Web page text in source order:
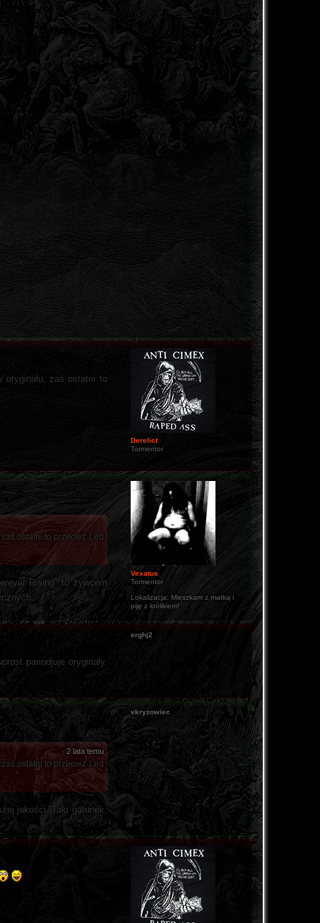
Derelict
Tormentor
oryginału, zaś ostatni to
Vexatus
Tormentor
Lokalizacja: Mieszkam z matką i
piję z królikiem!
ostatni to przecież Led
Rising" to żywcem
erghj2
pariodjuje oryginały.
vkryzowiec
2 lata temu
ostatni to przecież Led
jakości. Taki gatunek,